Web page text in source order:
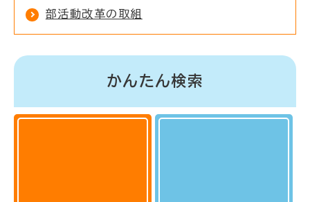
部活動改革の取組
かんたん検索